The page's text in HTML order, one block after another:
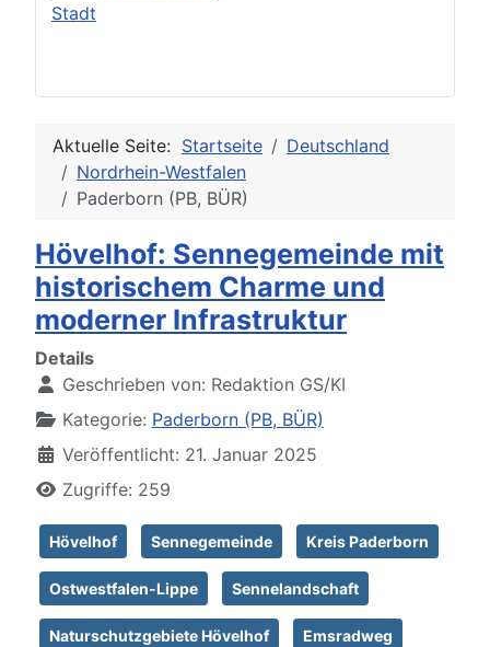
Stadt
Aktuelle Seite: Startseite
Deutschland
Nordrhein-Westfalen
Paderborn (PB, BÜR)
Hövelhof: Sennegemeinde mit
historischem Charme und
moderner Infrastruktur
Details
Geschrieben von: Redaktion GS/KI
Kategorie: Paderborn (PB, BÜR)
Veröffentlicht: 21. Januar 2025
Zugriffe: 259
Hövelhof Sennegemeinde Kreis Paderborn
Ostwestfalen-Lippe Sennelandschaft
Naturschutzgebiete Hövelhof Emsradweg